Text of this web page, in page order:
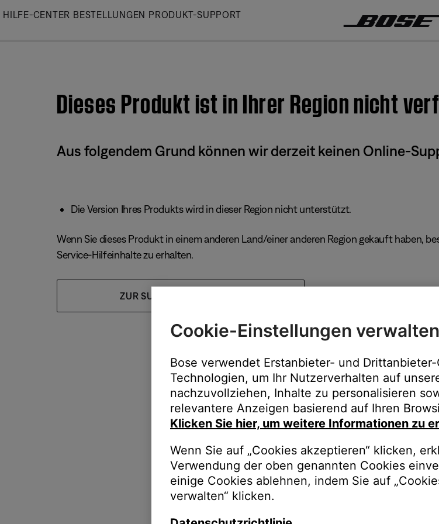
Skip
HILFE-CENTER BESTELLUNGEN PRODUKT-SUPPORT
Dieses Produkt ist in Ihrer Region nicht
Aus folgendem Grund können wir derzeit keinen Online-
Die Version Ihres Produkts wird in dieser Region nicht unterstützt.
Wenn Sie dieses Produkt in einem anderen Land/einer anderen Region gekauft haben,
Service-Hilfeinhalte zu erhalten.
ZUR SUPPORT-HOMEPAGE
Cookie-Einstellungen verwalten
Bose verwendet Erstanbieter- und
Technologien, um Ihr Nutzerverhalten auf
nachzuvollziehen, Inhalte zu personalisieren
relevantere Anzeigen basierend auf Ihren
Klicken Sie hier, um weitere Informationen zu
Wenn Sie auf „Cookies akzeptieren“ klicken,
Verwendung der oben genannten Cookies
einige Cookies ablehnen, indem Sie auf
verwalten“ klicken.